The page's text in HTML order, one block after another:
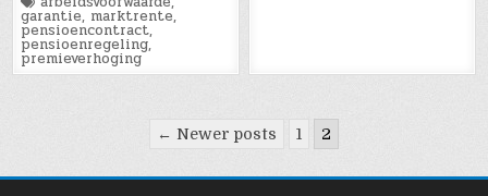
garantie, marktrente,
pensioencontract,
pensioenregeling,
premieverhoging
← Newer posts 1 2